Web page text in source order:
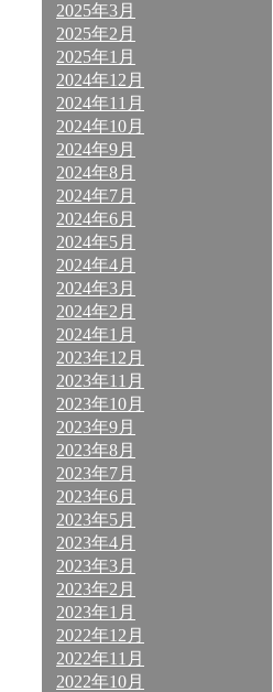
2025年3月
2025年2月
2025年1月
2024年12月
2024年11月
2024年10月
2024年9月
2024年8月
2024年7月
2024年6月
2024年5月
2024年4月
2024年3月
2024年2月
2024年1月
2023年12月
2023年11月
2023年10月
2023年9月
2023年8月
2023年7月
2023年6月
2023年5月
2023年4月
2023年3月
2023年2月
2023年1月
2022年12月
2022年11月
2022年10月